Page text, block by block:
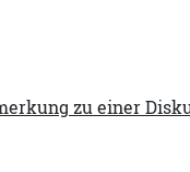
zu einer